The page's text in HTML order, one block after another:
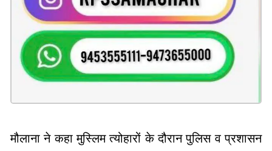
मौलाना ने कहा मुस्लिम त्योहारों के दौरान पुलिस व प्रशासन